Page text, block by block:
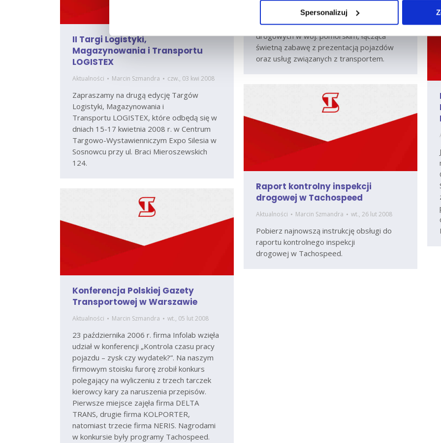
Spersonalizuj
Stowarzyszenie Przewoźników Drogowych
(PSPD). Jest to największa impreza
przeznaczona dla przewoźników
drogowych w woj. pomorskim, łącząca
świetną zabawę z prezentacją pojazdów
oraz usług związanych z transportem.
II Targi Logistyki,
Magazynowania i Transportu
LOGISTEX
Aktualności Marcin Szmandra czw., 03 kwi 2008
Zapraszamy na drugą edycję Targów
Logistyki, Magazynowania i
Transportu LOGISTEX, które odbędą się w
dniach 15-17 kwietnia 2008 r. w Centrum
Targowo-Wystawienniczym Expo Silesia w
Sosnowcu przy ul. Braci Mieroszewskich
124.
Raport kontrolny inspekcji
drogowej w Tachospeed
Aktualności Marcin Szmandra wt., 26 lut 2008
Pobierz najnowszą instrukcję obsługi do
raportu kontrolnego inspekcji
drogowej w Tachospeed.
Konferencja Polskiej Gazety
Transportowej w Warszawie
Aktualności Marcin Szmandra wt., 05 lut 2008
23 października 2006 r. firma Infolab wzięła
udział w konferencji „Kontrola czasu pracy
pojazdu – zysk czy wydatek?”. Na naszym
firmowym stoisku furorę zrobił konkurs
polegający na wyliczeniu z trzech tarczek
kierowcy kary za naruszenia przepisów.
Pierwsze miejsce zajęła firma DELTA
TRANS, drugie firma KOLPORTER,
natomiast trzecie firma NERIS. Nagrodami
w konkursie były programy Tachospeed.